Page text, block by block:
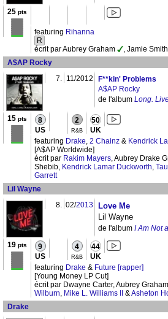
25 pts
featuring Rihanna
R
écrit par Aubrey Graham
, Jamie
A$AP Rocky
7.
11/2012
F**kin' Problems
A$AP Rocky
de l'album Long.
15 pts 8
US
2
R&B
50
UK
featuring Drake 2 Chainz & Kendrick
[A$AP Worldwide]
écrit par Rakim Mayers , Aubrey Drake
Shebib, Kendrick Lamar Duckworth
Garrett
Lil Wayne
8.
02/2013
Love Me
Lil Wayne
de l'album I Am Not
19 pts 9
US
4
R&B
44
UK
featuring Drake & Future [rapper]
[Young Money LP Cut]
écrit par Dwayne Carter, Aubrey Graham
Wilburn Mike L. Williams II & Asheton
Drake